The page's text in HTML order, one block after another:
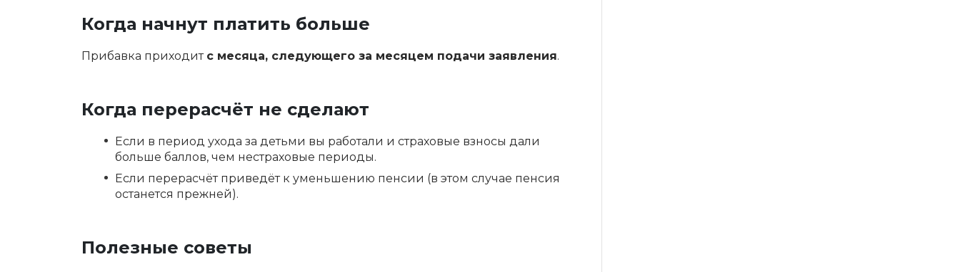
Когда начнут платить больше
Прибавка приходит с месяца, следующего за месяцем подачи заявления.
Когда перерасчёт не сделают
Если в период ухода за детьми вы работали и страховые взносы дали
больше баллов, чем нестраховые периоды.
Если перерасчёт приведёт к уменьшению пенсии (в этом случае пенсия
останется прежней).
Полезные советы